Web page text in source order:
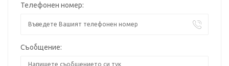
Телефонен номер:
Съобщение: